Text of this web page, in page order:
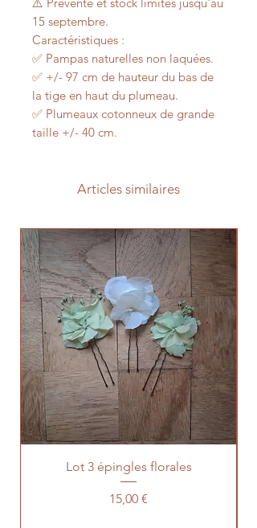
15 septembre.
Caractéristiques :
✅️ Pampas naturelles non laquées.
✅️ +/- 97 cm de hauteur du bas de
la tige en haut du plumeau.
✅️ Plumeaux cotonneux de grande
taille +/- 40 cm.
Articles similaires
Lot 3 épingles florales
Prix
15,00 €